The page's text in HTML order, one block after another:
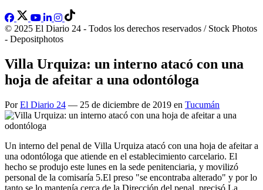
© 2025 El Diario 24 - Todos los derechos reservados / Stock Photos
- Depositphotos
Villa Urquiza: un interno atacó con una
hoja de afeitar a una odontóloga
PorEl Diario 24 — 25 de diciembre de 2019 en Tucumán
Un interno del penal de Villa Urquiza atacó con una hoja de afeitar a
una odontóloga que atiende en el establecimiento carcelario. El
hecho se produjo este lunes en la sede penitenciaria, y movilizó
personal de la comisaría 5.El preso "se encontraba alterado" y por lo
tanto se lo mantenía cerca de la Dirección del penal, precisó La